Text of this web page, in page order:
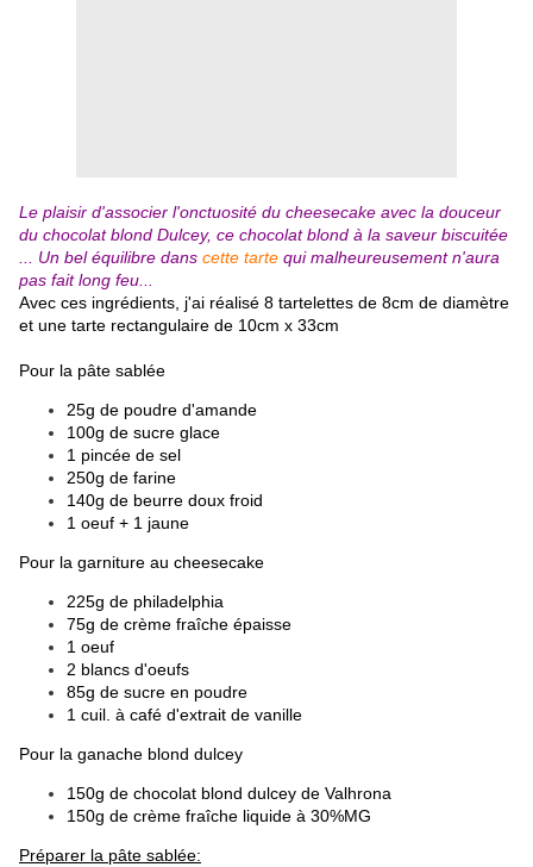
Le plaisir d'associer l'onctuosité du cheesecake avec la douceur
du chocolat blond Dulcey, ce chocolat blond à la saveur biscuitée
... Un bel équilibre dans cette tarte qui malheureusement n'aura
pas fait long feu...
Avec ces ingrédients, j'ai réalisé 8 tartelettes de 8cm de diamètre
et une tarte rectangulaire de 10cm x 33cm
Pour la pâte sablée
25g de poudre d'amande
100g de sucre glace
1 pincée de sel
250g de farine
140g de beurre doux froid
1 oeuf + 1 jaune
Pour la garniture au cheesecake
225g de philadelphia
75g de crème fraîche épaisse
1 oeuf
2 blancs d'oeufs
85g de sucre en poudre
1 cuil. à café d'extrait de vanille
Pour la ganache blond dulcey
150g de chocolat blond dulcey de Valhrona
150g de crème fraîche liquide à 30%MG
Préparer la pâte sablée: